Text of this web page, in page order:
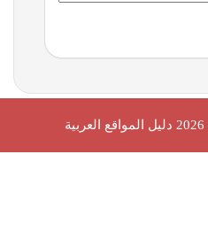
دليل المواقع العربية